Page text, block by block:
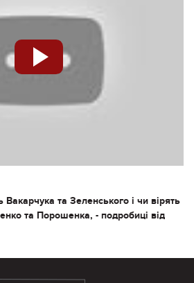
та Зеленського і чи вірять
та Порошенка, - подробиці від